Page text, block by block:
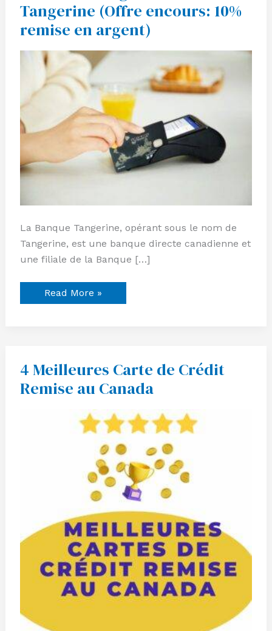
Tangerine (Offre encours: 10%
remise en argent)
La Banque Tangerine, opérant sous le nom de
Tangerine, est une banque directe canadienne et
une filiale de la Banque […]
avec
remises
en
argent
Tangerine
(Offre
encours:
10%
remise
argent)
Read More »
4 Meilleures Carte de Crédit
Remise au Canada
4
Meilleures
Carte
de